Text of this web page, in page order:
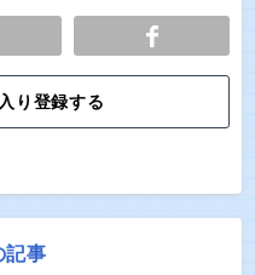
り登録する
記事